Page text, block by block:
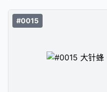
#0015